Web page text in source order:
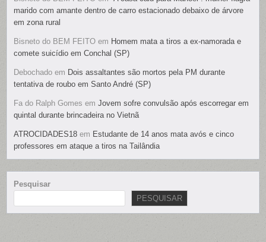
marido com amante dentro de carro estacionado debaixo de árvore
em zona rural
Bisneto do BEM FEITO em Homem mata a tiros a ex-namorada e
comete suicídio em Conchal (SP)
Debochado em Dois assaltantes são mortos pela PM durante
tentativa de roubo em Santo André (SP)
Fa do Ralph Gomes emJovem sofre convulsão após escorregar em
quintal durante brincadeira no Vietnã
ATROCIDADES18 em Estudante de 14 anos mata avós e cinco
professores em ataque a tiros na Tailândia
Pesquisar
PESQUISAR